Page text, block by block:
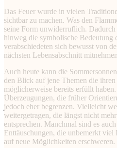
Das Feuer wurde in vielen
sichtbar zu machen. Was den
seine Form unwiderruflich. Dadurch
hinweg die symbolische Bedeutung
verabschiedeten sich bewusst von
nächsten Lebensabschnitt
Auch heute kann die
den Blick auf jene Themen die
möglicherweise bereits erfüllt
Überzeugungen, die früher
jedoch eher begrenzen. Vielleicht
weitergetragen, die längst nicht
entsprechen. Manchmal sind es
Enttäuschungen, die unbemerkt
auf neue Möglichkeiten erschweren.